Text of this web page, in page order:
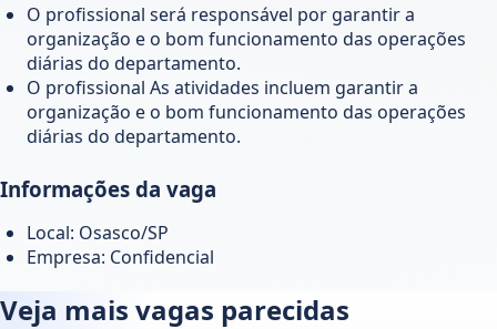
O profissional será responsável por garantir a
organização e o bom funcionamento das operações
diárias do departamento.
O profissional As atividades incluem garantir a
organização e o bom funcionamento das operações
diárias do departamento.
Informações da vaga
Local: Osasco/SP
Empresa: Confidencial
Veja mais vagas parecidas